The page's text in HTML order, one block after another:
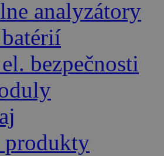
analyzátory
bezpečnosti
produkty